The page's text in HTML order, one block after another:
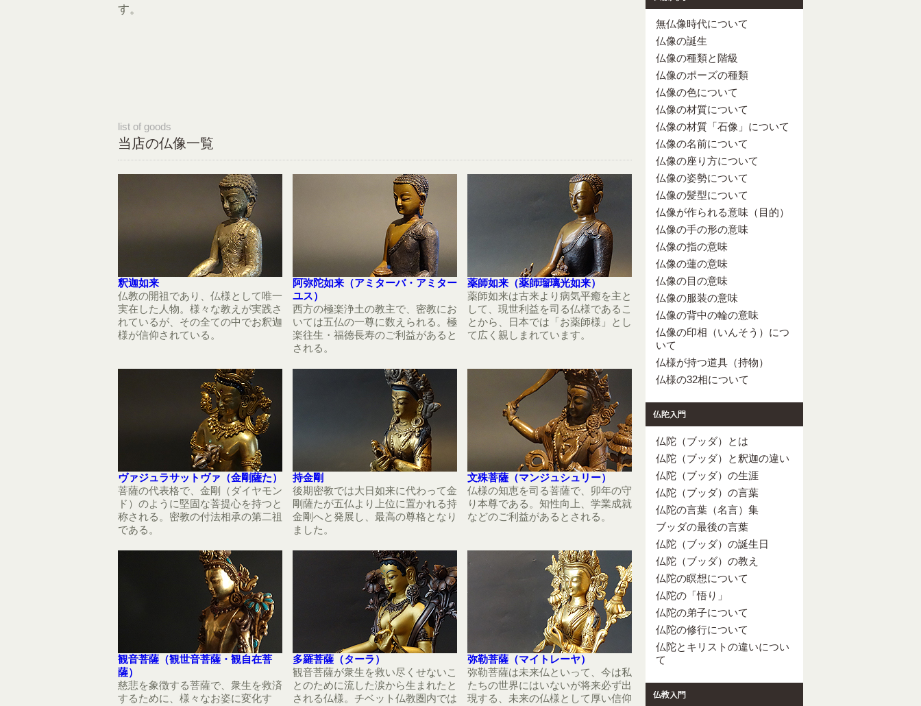
す。
list of goods
当店の仏像一覧
釈迦如来
仏教の開祖であり、仏様として唯一
実在した人物。様々な教えが実践さ
れているが、その全ての中でお釈迦
様が信仰されている。
阿弥陀如来（アミターバ・アミター
ユス）
西方の極楽浄土の教主で、密教にお
いては五仏の一尊に数えられる。極
楽往生・福徳長寿のご利益があると
される。
薬師如来（薬師瑠璃光如来）
薬師如来は古来より病気平癒を主と
して、現世利益を司る仏様であるこ
とから、日本では「お薬師様」とし
て広く親しまれています。
ヴァジュラサットヴァ（金剛薩た）
菩薩の代表格で、金剛（ダイヤモン
ド）のように堅固な菩提心を持つと
称される。密教の付法相承の第二祖
である。
持金剛
後期密教では大日如来に代わって金
剛薩たが五仏より上位に置かれる持
金剛へと発展し、最高の尊格となり
ました。
文殊菩薩（マンジュシュリー）
仏様の知恵を司る菩薩で、卯年の守
り本尊である。知性向上、学業成就
などのご利益があるとされる。
観音菩薩（観世音菩薩・観自在菩
薩）
慈悲を象徴する菩薩で、衆生を救済
するために、様々なお姿に変化す
多羅菩薩（ターラ）
観音菩薩が衆生を救い尽くせないこ
とのために流した涙から生まれたと
される仏様。チベット仏教圏内では
弥勒菩薩（マイトレーヤ）
弥勒菩薩は未来仏といって、今は私
たちの世界にはいないが将来必ず出
現する、未来の仏様として厚い信仰
無仏像時代について
仏像の誕生
仏像の種類と階級
仏像のポーズの種類
仏像の色について
仏像の材質について
仏像の材質「石像」について
仏像の名前について
仏像の座り方について
仏像の姿勢について
仏像の髪型について
仏像が作られる意味（目的）
仏像の手の形の意味
仏像の指の意味
仏像の蓮の意味
仏像の目の意味
仏像の服装の意味
仏像の背中の輪の意味
仏像の印相（いんそう）につ
いて
仏様が持つ道具（持物）
仏様の32相について
仏陀（ブッダ）とは
仏陀（ブッダ）と釈迦の違い
仏陀（ブッダ）の生涯
仏陀（ブッダ）の言葉
仏陀の言葉（名言）集
ブッダの最後の言葉
仏陀（ブッダ）の誕生日
仏陀（ブッダ）の教え
仏陀の瞑想について
仏陀の「悟り」
仏陀の弟子について
仏陀の修行について
仏陀とキリストの違いについ
て